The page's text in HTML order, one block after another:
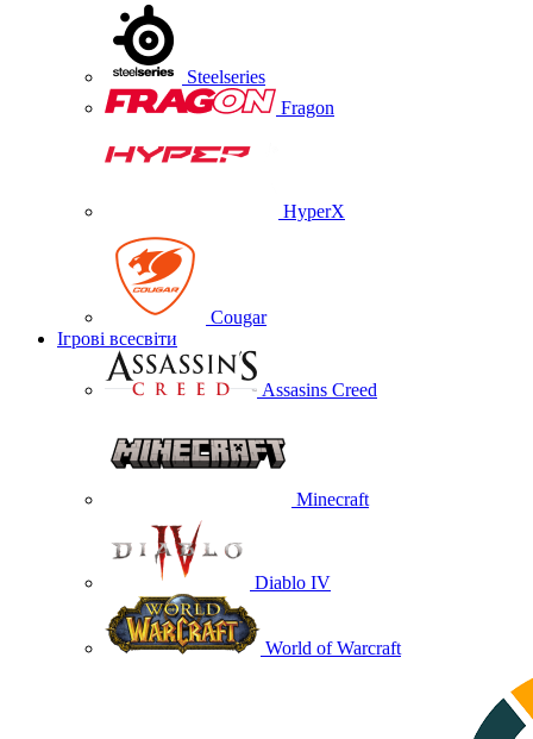
Steelseries
Fragon
HyperX
Cougar
Ігрові всесвіти
Assasins Creed
Minecraft
Diablo IV
World of Warcraft